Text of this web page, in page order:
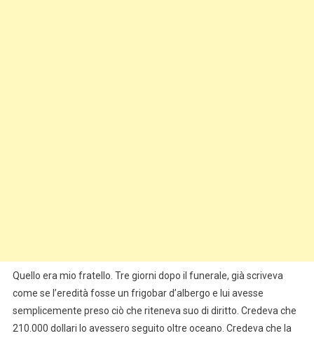
Quello era mio fratello. Tre giorni dopo il funerale, già scriveva
come se l’eredità fosse un frigobar d’albergo e lui avesse
semplicemente preso ciò che riteneva suo di diritto. Credeva che
210.000 dollari lo avessero seguito oltre oceano. Credeva che la